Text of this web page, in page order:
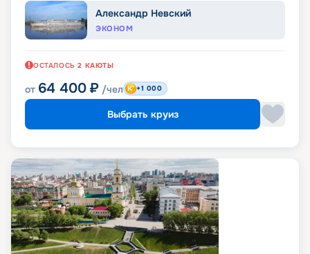
Александр Невский
ЭКОНОМ
ОСТАЛОСЬ 2 КАЮТЫ
от 64 400 ₽ /чел +1 000
Выбрать круиз